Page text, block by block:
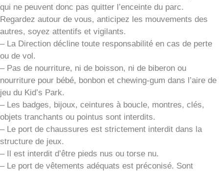
qui ne peuvent donc pas quitter l’enceinte du parc.
Regardez autour de vous, anticipez les mouvements des
autres, soyez attentifs et vigilants.
– La Direction décline toute responsabilité en cas de perte
ou de vol.
– Pas de nourriture, ni de boisson, ni de biberon ou
nourriture pour bébé, bonbon et chewing-gum dans l’aire de
jeu du Kid’s Park.
– Les badges, bijoux, ceintures à boucle, montres, clés,
objets tranchants ou pointus sont interdits.
– Le port de chaussures est strictement interdit dans la
structure de jeux.
– Il est interdit d’être pieds nus ou torse nu.
– Le port de vêtements adéquats est préconisé. Sont